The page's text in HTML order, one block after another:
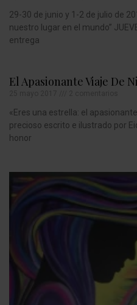
29-30 de junio y 1-2 de julio de
nuestro lugar en el mundo”
entrega
El Apasionante Viaje De
«Eres una estrella: el
precioso escrito e ilustrado por
honor